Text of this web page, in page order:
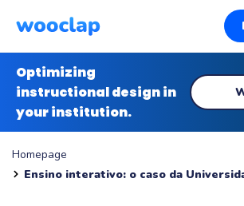
Optimizing
instructional design in
your institution.
Homepage
Ensino interativo: o caso da